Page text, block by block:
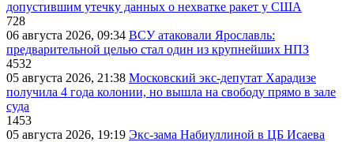
допустившим утечку данных о нехватке ракет у США
728
06 августа 2026, 09:34 ВСУ атаковали Ярославль:
предварительной целью стал один из крупнейших НПЗ
4532
05 августа 2026, 21:38 Московский экс-депутат Харадизе
получила 4 года колонии, но вышла на свободу прямо в зале
суда
1453
05 августа 2026, 19:19 Экс-зама Набиуллиной в ЦБ Исаева